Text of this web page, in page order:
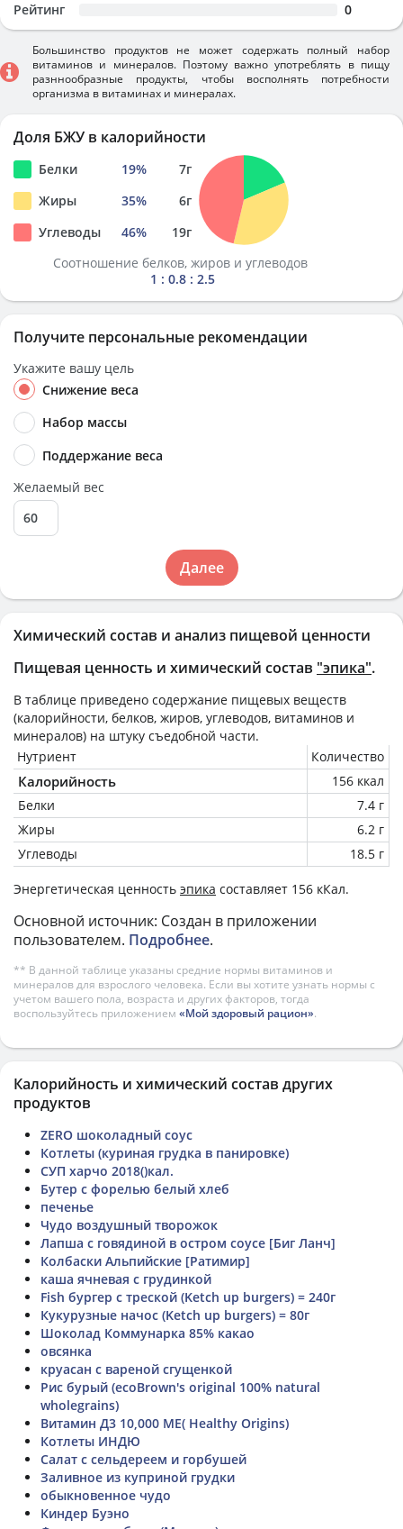
Химический состав и анализ пищевой ценности
Пищевая ценность и химический состав "эпика".
В таблице приведено содержание пищевых веществ
(калорийности, белков, жиров, углеводов, витаминов и
минералов) на штуку съедобной части.
Нутриент
Количество
Калорийность
156 ккал
Белки
7.4 г
Жиры
6.2 г
Углеводы
18.5 г
Энергетическая ценность эпика составляет 156 кКал.
Основной источник: Создан в приложении
пользователем. Подробнее.
** В данной таблице указаны средние нормы витаминов и
минералов для взрослого человека. Если вы хотите узнать нормы с
учетом вашего пола, возраста и других факторов, тогда
воспользуйтесь приложением «Мой здоровый рацион».
Рейтинг 0
Большинство продуктов не может содержать полный набор
витаминов и минералов. Поэтому важно употреблять в пищу
разннообразные продукты, чтобы восполнять потребности
организма в витаминах и минералах.
Доля БЖУ в калорийности
Белки 19% 7г
Жиры
35% 6г
Углеводы
46% 19г
Соотношение белков, жиров и углеводов
1 : 0.8 : 2.5
Получите персональные рекомендации
Укажите вашу цель
Снижение веса
Набор массы
Поддержание веса
Желаемый вес
Далее
Калорийность и химический состав других
продуктов
ZERO шоколадный соус
Котлеты (куриная грудка в панировке)
СУП харчо 2018()кал.
Бутер с форелью белый хлеб
печенье
Чудо воздушный творожок
Лапша с говядиной в остром соусе [Биг Ланч]
Колбаски Альпийские [Ратимир]
каша ячневая с грудинкой
Fish бургер с треской (Ketch up burgers) = 240г
Кукурузные начос (Ketch up burgers) = 80г
Шоколад Коммунарка 85% какао
овсянка
круасан с вареной сгущенкой
Рис бурый (ecoBrown's original 100% natural
wholegrains)
Витамин Д3 10,000 МЕ( Healthy Origins)
Котлеты ИНДЮ
Салат с сельдереем и горбушей
Заливное из куприной грудки
обыкновенное чудо
Киндер Буэно